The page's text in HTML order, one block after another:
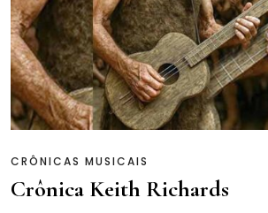
CRÔNICAS MUSICAIS
Crônica Keith Richards